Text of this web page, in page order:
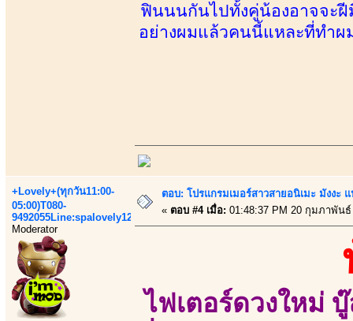
ฟินนนกันไปทั้งคู่น้องอาจจะฝี
อย่างผมแล้วคนนี้แหละที่ทำผ
+Lovely+(ทุกวัน11:00-
05:00)T080-
9492055Line:spalovely123
Moderator
ตอบ: โปรแกรมเมอร์สาวสายอนิเมะ มังงะ
« ตอบ #4 เมื่อ: 01:48:37 PM 20 กุมภาพันธ์
ไฟเตอร์ดวงใหม่